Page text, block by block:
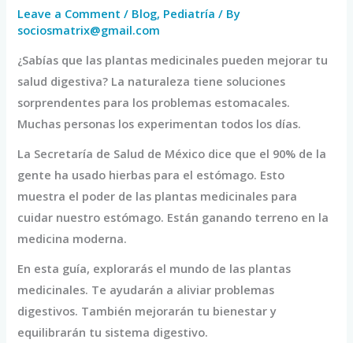
Leave a Comment / Blog, Pediatría / By
sociosmatrix@gmail.com
¿Sabías que las plantas medicinales pueden mejorar tu
salud digestiva? La naturaleza tiene soluciones
sorprendentes para los problemas estomacales.
Muchas personas los experimentan todos los días.
La Secretaría de Salud de México dice que el 90% de la
gente ha usado hierbas para el estómago. Esto
muestra el poder de las plantas medicinales para
cuidar nuestro estómago. Están ganando terreno en la
medicina moderna.
En esta guía, explorarás el mundo de las plantas
medicinales. Te ayudarán a aliviar problemas
digestivos. También mejorarán tu bienestar y
equilibrarán tu sistema digestivo.